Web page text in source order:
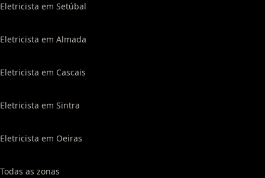
Eletricista em Setúbal
Eletricista em Almada
Eletricista em Cascais
Eletricista em Sintra
Eletricista em Oeiras
Todas as zonas